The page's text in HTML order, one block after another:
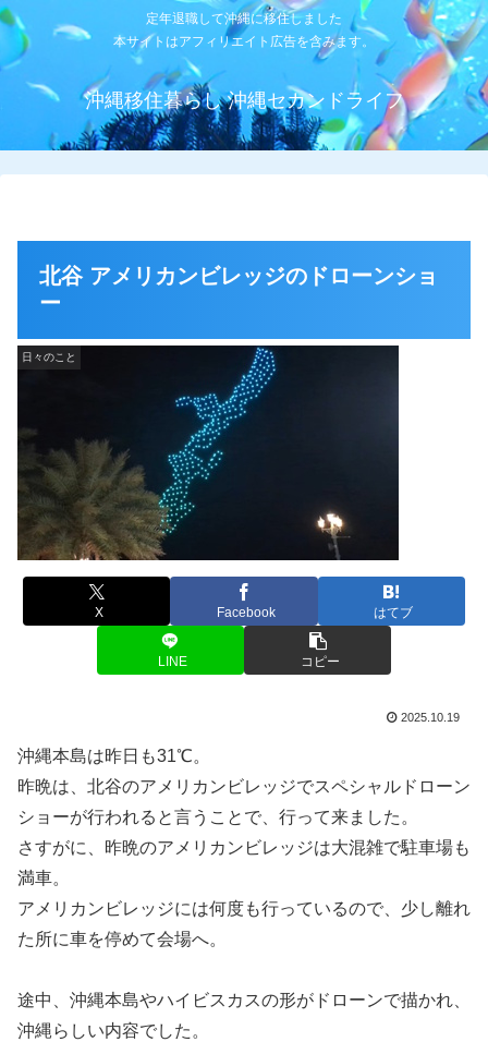
定年退職して沖縄に移住しました
本サイトはアフィリエイト広告を含みます。
沖縄移住暮らし 沖縄セカンドライフ
北谷 アメリカンビレッジのドローンショ
ー
日々のこと
X Facebook はてブ
LINE コピー
2025.10.19
沖縄本島は昨日も31℃。
昨晩は、北谷のアメリカンビレッジでスペシャルドローン
ショーが行われると言うことで、行って来ました。
さすがに、昨晩のアメリカンビレッジは大混雑で駐車場も
満車。
アメリカンビレッジには何度も行っているので、少し離れ
た所に車を停めて会場へ。
途中、沖縄本島やハイビスカスの形がドローンで描かれ、
沖縄らしい内容でした。